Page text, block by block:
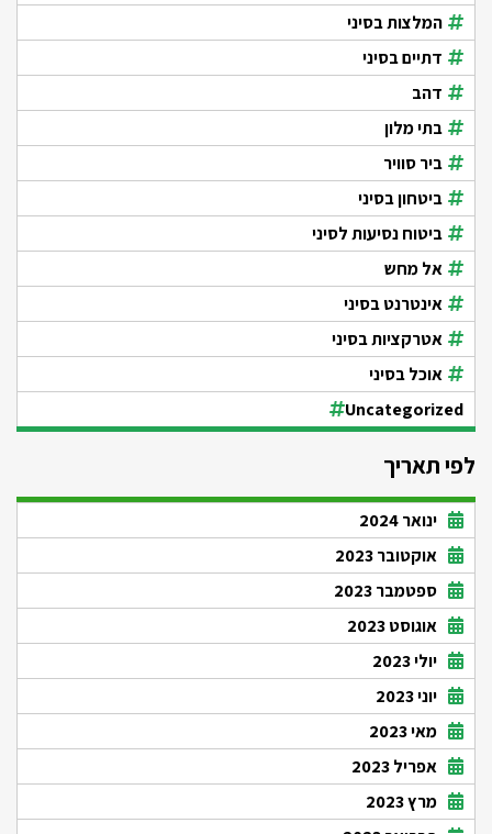
המלצות בסיני
דתיים בסיני
דהב
בתי מלון
ביר סוויר
ביטחון בסיני
ביטוח נסיעות לסיני
אל מחש
אינטרנט בסיני
אטרקציות בסיני
אוכל בסיני
Uncategorized
לפי תאריך
ינואר 2024
אוקטובר 2023
ספטמבר 2023
אוגוסט 2023
יולי 2023
יוני 2023
מאי 2023
אפריל 2023
מרץ 2023